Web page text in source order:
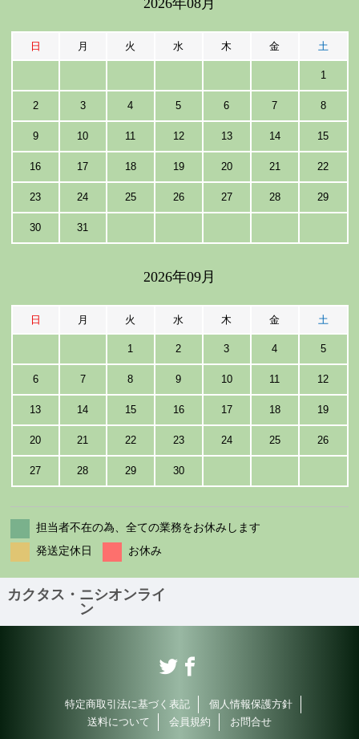
2026年08月
日 月 火 水 木 金 土
1
2 3 4 5 6 7 8
9 10 11 12 13 14 15
16 17 18 19 20 21 22
23 24 25 26 27 28 29
30 31
2026年09月
日 月 火 水 木 金 土
1 2 3 4 5
6 7 8 9 10 11 12
13 14 15 16 17 18 19
20 21 22 23 24 25 26
27 28 29 30
担当者不在の為、全ての業務をお休みします
発送定休日
お休み
カクタス・ニシオンライ
ン
特定商取引法に基づく表記
個人情報保護方針
送料について
会員規約 お問合せ